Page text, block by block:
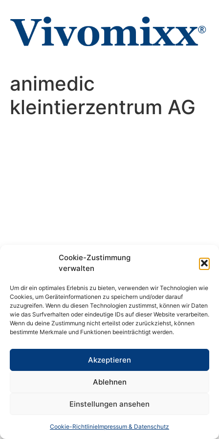
Cookie-Zustimmung
verwalten
Um dir ein optimales Erlebnis zu bieten, verwenden wir Technologien wie
Cookies, um Geräteinformationen zu speichern und/oder darauf
zuzugreifen. Wenn du diesen Technologien zustimmst, können wir Daten
wie das Surfverhalten oder eindeutige IDs auf dieser Website verarbeiten.
Wenn du deine Zustimmung nicht erteilst oder zurückziehst, können
bestimmte Merkmale und Funktionen beeinträchtigt werden.
Akzeptieren
Ablehnen
Einstellungen ansehen
Cookie-RichtlinieImpressum & Datenschutz
Inhalt
wechseln
animedic
kleintierzentrum AG